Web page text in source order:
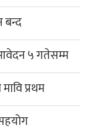
बन्द
५ गतेसम्म
प्रथम